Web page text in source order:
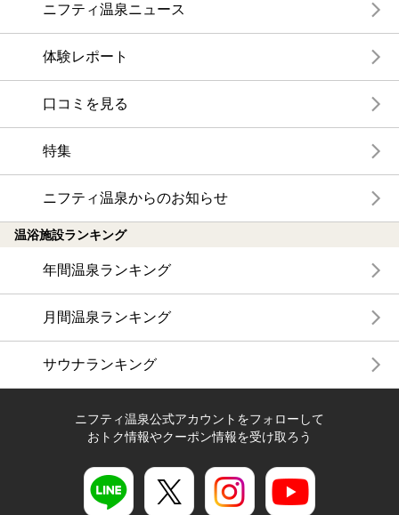
ニフティ温泉ニュース
体験レポート
口コミを見る
特集
ニフティ温泉からのお知らせ
温浴施設ランキング
年間温泉ランキング
月間温泉ランキング
サウナランキング
ニフティ温泉公式アカウントをフォローして
おトク情報やクーポン情報を受け取ろう